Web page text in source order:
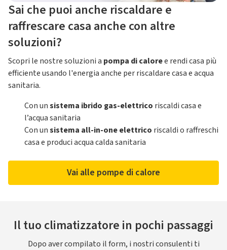
Sai che puoi anche riscaldare e
raffrescare casa anche con altre
soluzioni?
Scopri le nostre soluzioni a pompa di caloree rendi casa più
efficiente usando l'energia anche per riscaldare casa e acqua
sanitaria.
Con unsistema ibrido gas-elettrico riscaldi casa e
l’acqua sanitaria
Con unsistema all-in-one elettrico riscaldi o raffreschi
casa e produci acqua calda sanitaria
Vai alle pompe di calore
Il tuo climatizzatore in pochi passaggi
Dopo aver compilato il form, i nostri consulenti ti